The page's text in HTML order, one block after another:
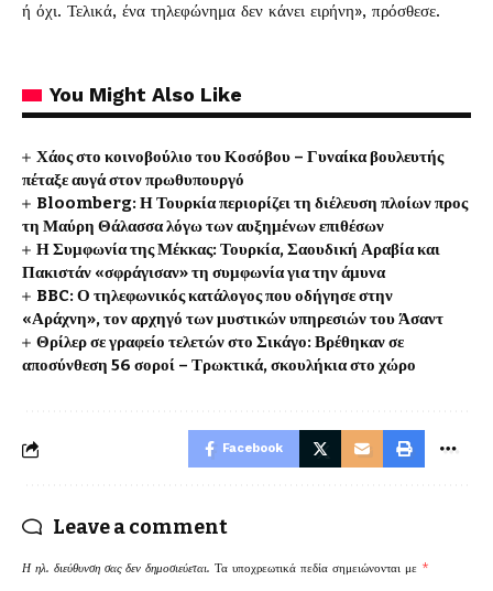
ή όχι. Τελικά, ένα τηλεφώνημα δεν κάνει ειρήνη», πρόσθεσε.
You Might Also Like
Χάος στο κοινοβούλιο του Κοσόβου – Γυναίκα βουλευτής
πέταξε αυγά στον πρωθυπουργό
Bloomberg: Η Τουρκία περιορίζει τη διέλευση πλοίων προς
τη Μαύρη Θάλασσα λόγω των αυξημένων επιθέσων
Η Συμφωνία της Μέκκας: Τουρκία, Σαουδική Αραβία και
Πακιστάν «σφράγισαν» τη συμφωνία για την άμυνα
BBC: Ο τηλεφωνικός κατάλογος που οδήγησε στην
«Αράχνη», τον αρχηγό των μυστικών υπηρεσιών του Άσαντ
Θρίλερ σε γραφείο τελετών στο Σικάγο: Βρέθηκαν σε
αποσύνθεση 56 σοροί – Τρωκτικά, σκουλήκια στο χώρο
Facebook
Leave a comment
Η ηλ. διεύθυνση σας δεν δημοσιεύεται. Τα υποχρεωτικά πεδία σημειώνονται με *